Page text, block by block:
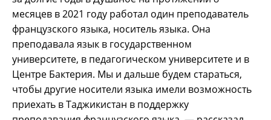
месяцев в 2021 году работал один преподаватель
французского языка, носитель языка. Она
преподавала язык в государственном
университете, в педагогическом университете и в
Центре Бактерия. Мы и дальше будем стараться,
чтобы другие носители языка имели возможность
приехать в Таджикистан в поддержку